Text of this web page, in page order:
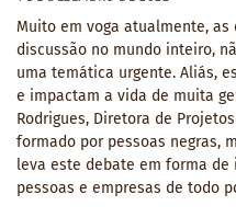
Muito em voga atualmente,
discussão no mundo inteiro,
uma temática urgente. Aliás,
e impactam a vida de muita
Rodrigues, Diretora de
formado por pessoas negras,
leva este debate em forma
pessoas e empresas de todo